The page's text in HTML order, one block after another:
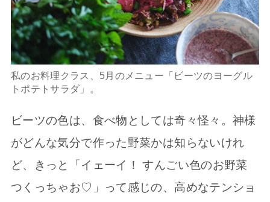
私のお料理クラス、5月のメニュー「ビーツのヨーグル
トポテトサラダ」。
ビーツの色は、食べ物としては奇々怪々。神様
がどんな気分で作った野菜かは知らないけれ
ど、きっと「イェーイ！ すんごい色のお野菜
つくっちゃお♡」って感じの、高めなテンショ